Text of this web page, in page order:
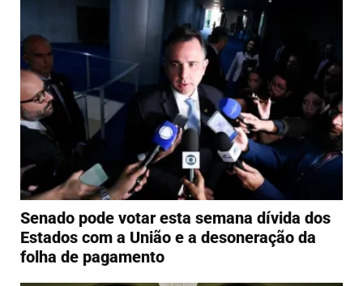
Senado pode votar esta semana dívida dos
Estados com a União e a desoneração da
folha de pagamento